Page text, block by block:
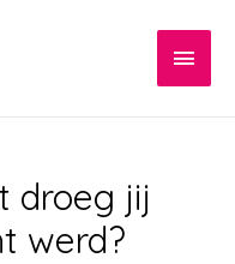
droeg jij
werd?